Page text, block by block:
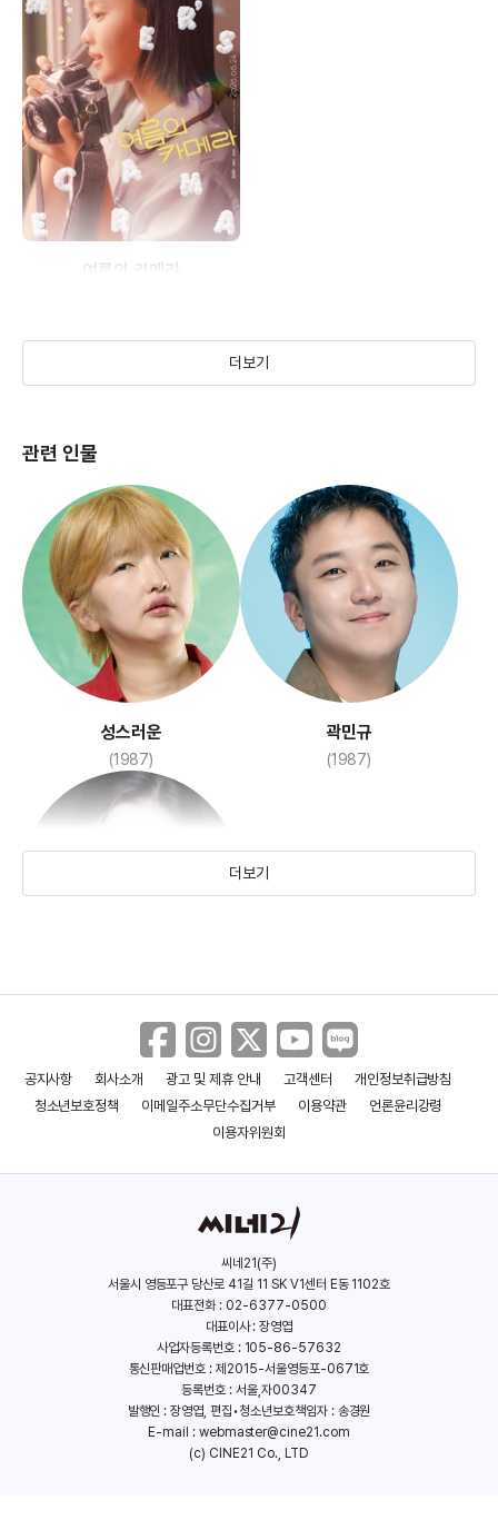
여름의 카메라
더보기
관련 인물
성스러운
(1987)
곽민규
(1987)
김시아
(2008)
더보기
공지사항 회사소개 광고 및 제휴 안내 고객센터
개인정보취급방침
청소년보호정책
이메일주소무단수집거부 이용약관
언론윤리강령
이용자위원회
씨네21(주)
서울시 영등포구 당산로 41길 11 SK V1센터 E동 1102호
대표전화 : 02-6377-0500
대표이사 : 장영엽
사업자등록번호 : 105-86-57632
통신판매업번호 : 제2015-서울영등포-0671호
등록번호 : 서울,자00347
발행인 : 장영엽, 편집•청소년보호책임자 : 송경원
E-mail : webmaster@cine21.com
(c) CINE21 Co., LTD